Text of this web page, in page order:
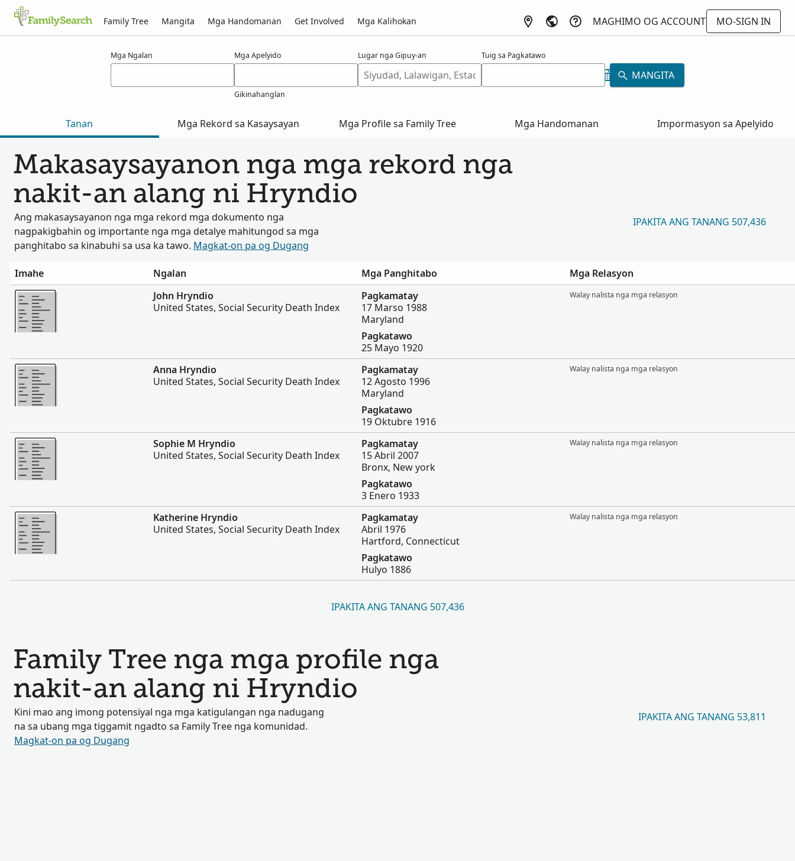
Family Tree Mangita Mga Handomanan Get Involved Mga Kalihokan MAGHIMO OG ACCOUNT
MO-SIGN IN
Mga Ngalan Mga Apelyido
Gikinahanglan
Lugar nga Gipuy-an Tuig sa Pagkatawo
MANGITA
Tanan Mga Rekord sa Kasaysayan Mga Profile sa Family Tree Mga Handomanan Impormasyon sa Apelyido
Makasaysayanon nga mga rekord nga
nakit-an alang ni Hryndio
Ang makasaysayanon nga mga rekord mga dokumento nga
nagpakigbahin og importante nga mga detalye mahitungod sa mga
panghitabo sa kinabuhi sa usa ka tawo. Magkat-on pa og Dugang
IPAKITA ANG TANANG 507,436
Imahe Ngalan Mga Panghitabo
Mga Relasyon
Dugang pa
John Hryndio
United States, Social Security Death Index
Pagkamatay
17 Marso 1988
Maryland
Pagkatawo
25 Mayo 1920
Walay nalista nga mga relasyon
Dugang pa
Anna Hryndio
United States, Social Security Death Index
Pagkamatay
12 Agosto 1996
Maryland
Pagkatawo
19 Oktubre 1916
Walay nalista nga mga relasyon
Dugang pa
Sophie M Hryndio
United States, Social Security Death Index
Pagkamatay
15 Abril 2007
Bronx, New york
Pagkatawo
3 Enero 1933
Walay nalista nga mga relasyon
Dugang pa
Katherine Hryndio
United States, Social Security Death Index
Pagkamatay
Abril 1976
Hartford, Connecticut
Pagkatawo
Hulyo 1886
Walay nalista nga mga relasyon
IPAKITA ANG TANANG 507,436
Family Tree nga mga profile nga
nakit-an alang ni Hryndio
Kini mao ang imong potensiyal nga mga katigulangan nga nadugang
na sa ubang mga tiggamit ngadto sa Family Tree nga komunidad.
Magkat-on pa og Dugang
IPAKITA ANG TANANG 53,811